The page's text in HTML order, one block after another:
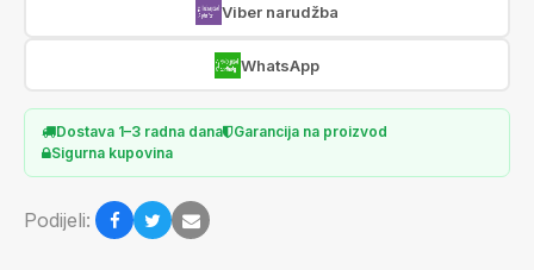
Viber narudžba
WhatsApp
Dostava 1–3 radna dana
Garancija na proizvod
Sigurna kupovina
Podijeli: